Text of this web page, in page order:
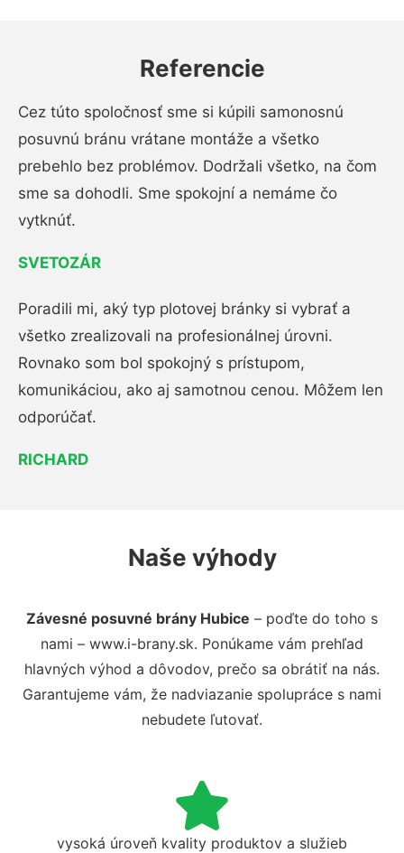
Referencie
Cez túto spoločnosť sme si kúpili samonosnú
posuvnú bránu vrátane montáže a všetko
prebehlo bez problémov. Dodržali všetko, na čom
sme sa dohodli. Sme spokojní a nemáme čo
vytknúť.
SVETOZÁR
Poradili mi, aký typ plotovej bránky si vybrať a
všetko zrealizovali na profesionálnej úrovni.
Rovnako som bol spokojný s prístupom,
komunikáciou, ako aj samotnou cenou. Môžem len
odporúčať.
RICHARD
Naše výhody
Závesné posuvné brány Hubice – poďte do toho s
nami – www.i-brany.sk. Ponúkame vám prehľad
hlavných výhod a dôvodov, prečo sa obrátiť na nás.
Garantujeme vám, že nadviazanie spolupráce s nami
nebudete ľutovať.
vysoká úroveň kvality produktov a služieb